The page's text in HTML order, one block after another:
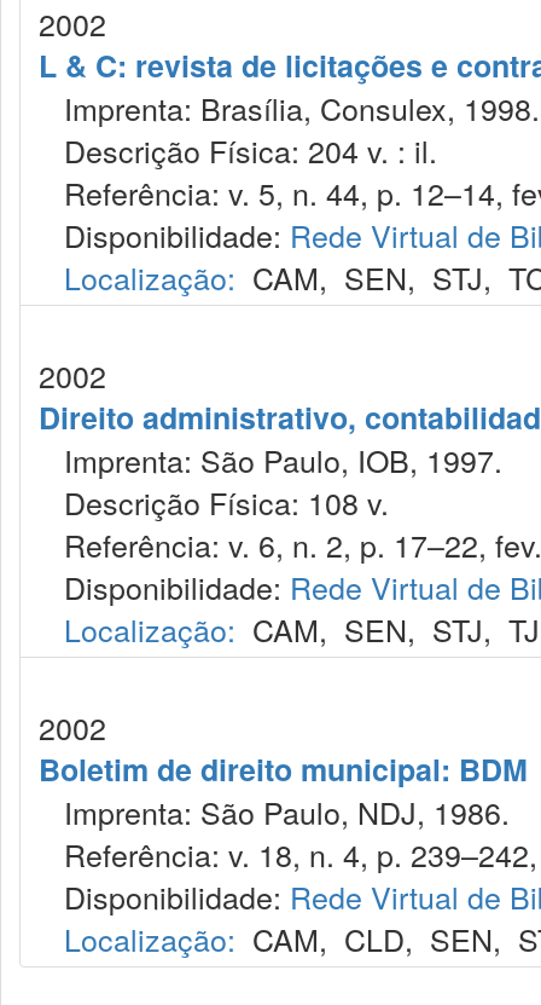
2002
L & C: revista de licitações e
Imprenta: Brasília, Consulex, 1998.
Descrição Física: 204 v. : il.
Referência: v. 5, n. 44, p. 12–14,
Disponibilidade: Rede Virtual de
Localização: CAM, SEN, STJ,
2002
Direito administrativo,
Imprenta: São Paulo, IOB, 1997.
Descrição Física: 108 v.
Referência: v. 6, n. 2, p. 17–22,
Disponibilidade: Rede Virtual de
Localização: CAM, SEN, STJ,
2002
Boletim de direito municipal: BDM
Imprenta: São Paulo, NDJ, 1986.
Referência: v. 18, n. 4, p.
Disponibilidade: Rede Virtual de
Localização: CAM, CLD, SEN,